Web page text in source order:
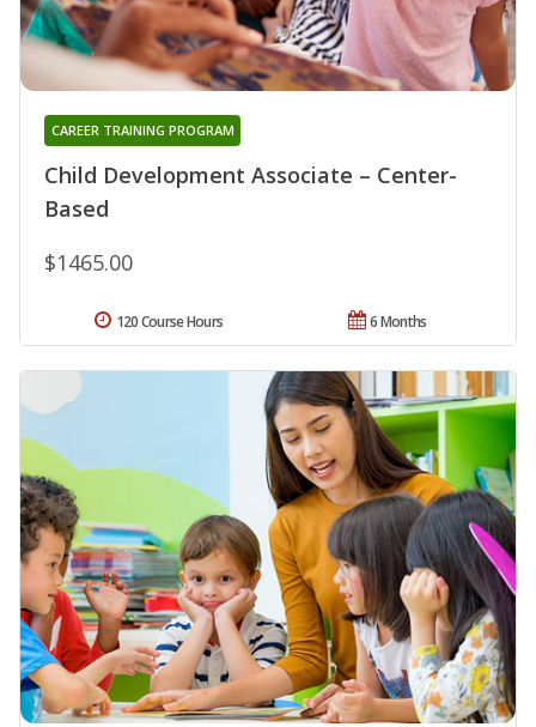
Child Development Associate – Center-
Based
CAREER TRAINING PROGRAM
$1465.00
6 Months
120 Course Hours